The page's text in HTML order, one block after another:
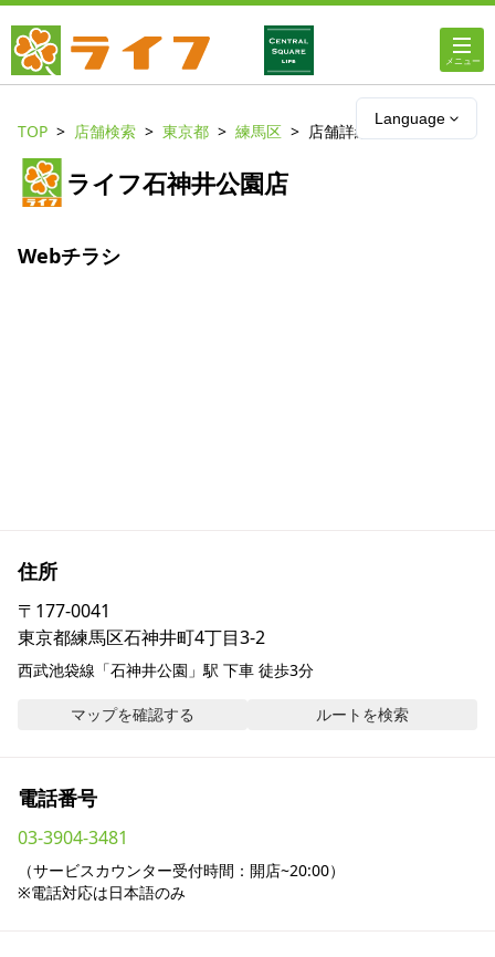
Language
店舗・チラシ情報
Contact us in English
TOP 店舗検索 東京都 練馬区 店舗詳細
ライフ石神井公園店
Webチラシ
住所
〒 177-0041
東京都練馬区石神井町4丁目3-2
西武池袋線「石神井公園」駅 下車 徒歩3分
マップを確認する ルートを検索
電話番号
03-3904-3481
（サービスカウンター受付時間：開店~20:00）
※電話対応は日本語のみ